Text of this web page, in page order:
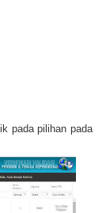
pada pilihan pada